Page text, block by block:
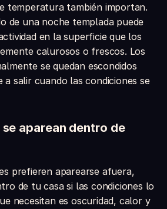
temperatura también importan.
de una noche templada puede
en la superficie que los
calurosos o frescos. Los
se quedan escondidos
a salir cuando las condiciones se
aparean dentro de
prefieren aparearse afuera,
de tu casa si las condiciones lo
necesitan es oscuridad, calor y